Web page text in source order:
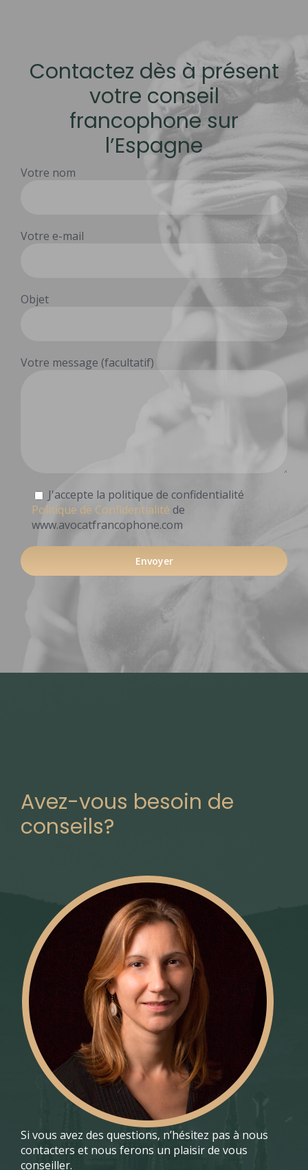
Contactez dès à présent
votre conseil
francophone sur
l’Espagne
Votre nom
Votre e-mail
Objet
Votre message (facultatif)
J'accepte la politique de confidentialité
Politique de Confidentialité de
www.avocatfrancophone.com
Avez-vous besoin de
conseils?
Si vous avez des questions, n’hésitez pas à nous
contacters et nous ferons un plaisir de vous
conseiller.